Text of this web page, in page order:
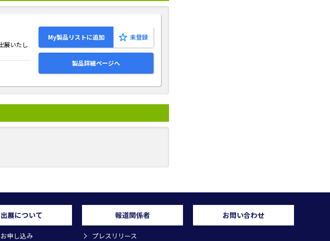
展いたし
My製品リストに追加
製品詳細ページへ
出展について
申し込み
報道関係者
プレスリリース
お問い合わせ